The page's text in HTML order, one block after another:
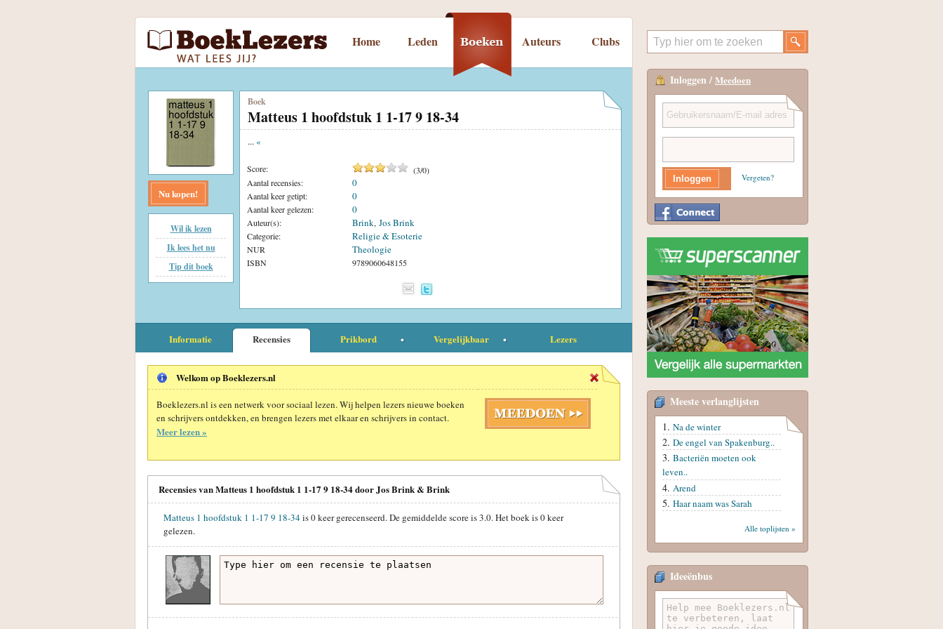
Home Leden Auteurs Clubs
Nu kopen!
Wil ik lezen
Ik lees het nu
Tip dit boek
Boek
Matteus 1 hoofdstuk 1 1-17 9 18-34
... «
Score: (3/0)
Aantal recensies:
0
Aantal keer getipt: 0
Aantal keer gelezen: 0
Auteur(s): Brink, Jos Brink
Categorie: Religie & Esoterie
NUR Theologie
ISBN 9789060648155
Informatie Recensies Prikbord Vergelijkbaar Lezers
Welkom op Boeklezers.nl
Boeklezers.nl is een netwerk voor sociaal lezen. Wij helpen lezers nieuwe boeken
en schrijvers ontdekken, en brengen lezers met elkaar en schrijvers in contact.
Meer lezen »
Recensies van Matteus 1 hoofdstuk 1 1-17 9 18-34 door Jos Brink & Brink
Matteus 1 hoofdstuk 1 1-17 9 18-34is0keer gerecenseerd. De gemiddelde score is3.0. Het boek is0keer
gelezen.
Inloggen / Meedoen
Vergeten?
Meeste verlanglijsten
Na de winter
De engel van Spakenburg..
Bacteriën moeten ook
leven..
Arend
Haar naam was Sarah
Alle toplijsten »
Ideeënbus